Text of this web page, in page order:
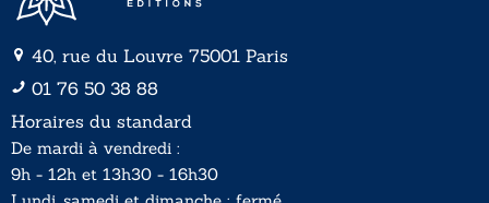
40, rue du Louvre 75001 Paris
01 76 50 38 88
Horaires du standard
De mardi à vendredi :
9h - 12h et 13h30 - 16h30